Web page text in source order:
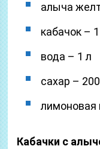
алыча
кабачок –
вода – 1 л
сахар –
лимоновая
Кабачки с